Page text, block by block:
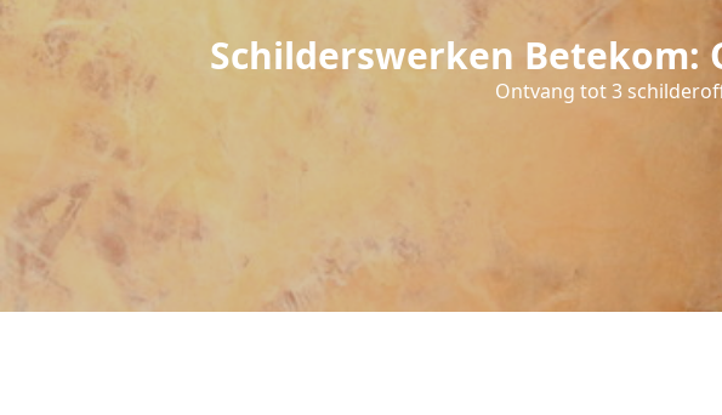
Schilderswerken Betekom:
Ontvang tot 3